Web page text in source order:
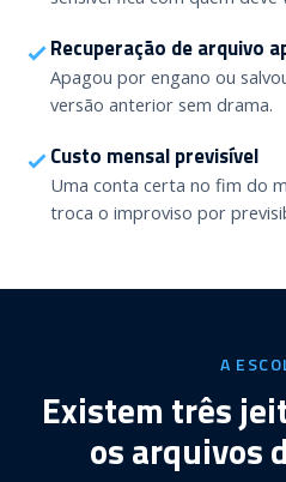
Recuperação de arquivo
Apagou por engano ou
versão anterior sem drama.
Custo mensal previsível
Uma conta certa no fim do
troca o improviso por
A
Existem três
os arquivos